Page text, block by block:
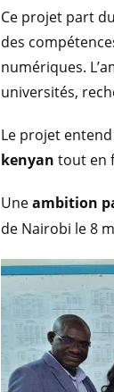
Ce projet part
des
numériques.
universités,
Le projet
kenyan tout en
Uneambition
de Nairobi le 8